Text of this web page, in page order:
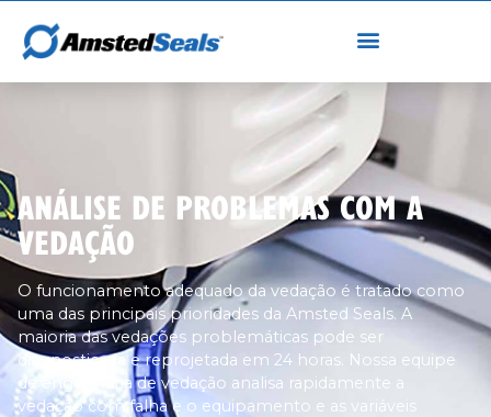
ANÁLISE DE PROBLEMAS COM A
VEDAÇÃO
O funcionamento adequado da vedação é tratado como
uma das principais prioridades da Amsted Seals. A
maioria das vedações problemáticas pode ser
diagnosticada e reprojetada em 24 horas. Nossa equipe
de engenharia de vedação analisa rapidamente a
vedação com falha e o equipamento e as variáveis